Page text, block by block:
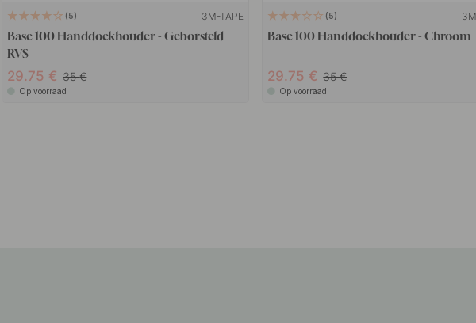
5 3M-TAPE
Base 100 Handdoekhouder - Geborsteld
RVS
29.75 35
Op voorraad
5
Base 100 Handdoekhouder - Chroom
29.75 35
Op voorraad